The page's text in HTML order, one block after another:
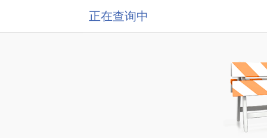
正在查询中